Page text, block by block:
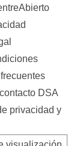
DSA
privacidad y